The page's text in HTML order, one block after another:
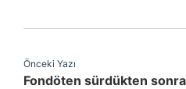
Önceki Yazı
Fondöten sürdükten